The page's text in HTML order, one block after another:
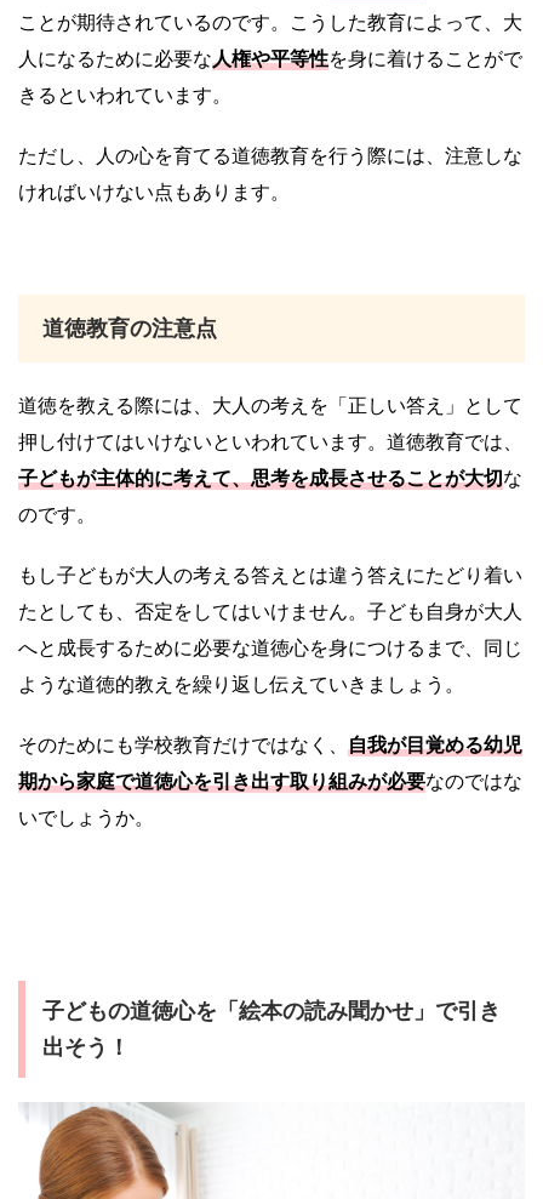
ことが期待されているのです。こうした教育によって、大
人になるために必要な人権や平等性を身に着けることがで
きるといわれています。
ただし、人の心を育てる道徳教育を行う際には、注意しな
ければいけない点もあります。
道徳教育の注意点
道徳を教える際には、大人の考えを「正しい答え」として
押し付けてはいけないといわれています。道徳教育では、
子どもが主体的に考えて、思考を成長させることが大切な
のです。
もし子どもが大人の考える答えとは違う答えにたどり着い
たとしても、否定をしてはいけません。子ども自身が大人
へと成長するために必要な道徳心を身につけるまで、同じ
ような道徳的教えを繰り返し伝えていきましょう。
そのためにも学校教育だけではなく、 自我が目覚める幼児
期から家庭で道徳心を引き出す取り組みが必要なのではな
いでしょうか。
子どもの道徳心を「絵本の読み聞かせ」で引き
出そう！